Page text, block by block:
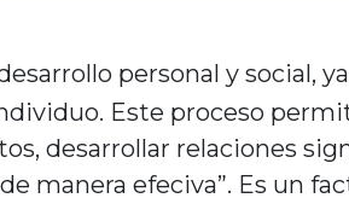
personal y social,
Este proceso
desarrollar relaciones
manera efeciva”. Es un